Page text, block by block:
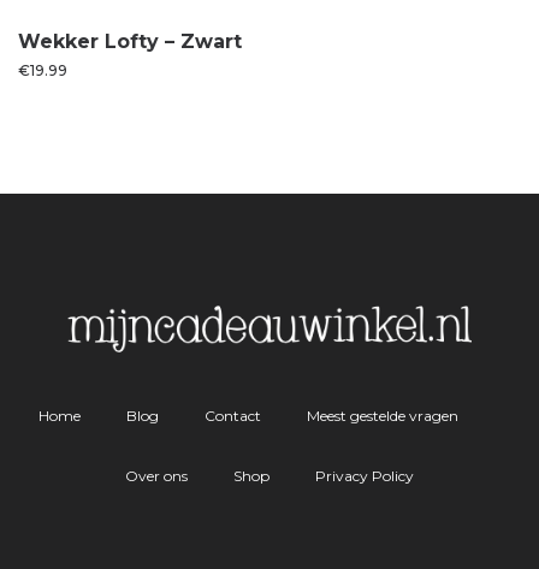
Wekker Lofty – Zwart
€19.99
Home Blog Contact Meest gestelde vragen
Over ons Shop Privacy Policy